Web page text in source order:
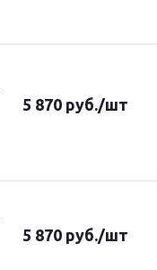
5 870 руб./шт
5 870 руб./шт